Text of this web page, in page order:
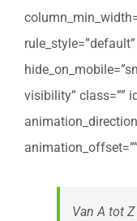
rule_style=”default”
visibility” class=””
Van A tot